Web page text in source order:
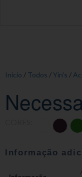
Início / Todos /Yin's /
Informação